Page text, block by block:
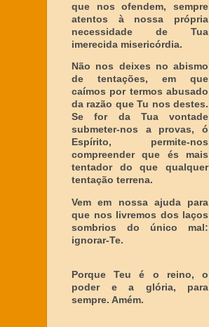
que nos ofendem, sempre
atentos à nossa própria
necessidade de Tua
imerecida misericórdia.
Não nos deixes no abismo
de tentações, em que
caímos por termos abusado
da razão que Tu nos destes.
Se for da Tua vontade
submeter-nos a provas, ó
Espírito, permite-nos
compreender que és mais
tentador do que qualquer
tentação terrena.
Vem em nossa ajuda para
que nos livremos dos laços
sombrios do único mal:
ignorar-Te.
Porque Teu é o reino, o
poder e a glória, para
sempre. Amém.